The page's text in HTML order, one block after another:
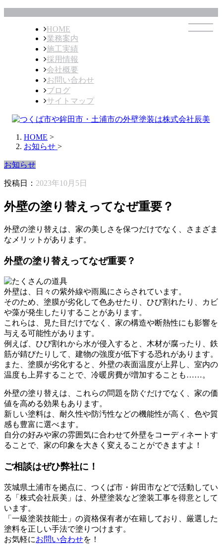
HOME
業務案内
施工実績
採用情報
会社概要
お問い合わせ
ブログ
サイトマップ
HOME >
お知らせ >
お知らせ
投稿日： 2023年10月5日
外壁の塗り替えってなぜ重要？
外壁の塗り替えは、家の美しさを保つだけでなく、さまざま
なメリットがあります。
外壁の塗り替えってなぜ重要？
外壁は、日々の紫外線や雨風にさらされています。
そのため、塗膜が劣化して色あせたり、ひび割れたり、カビ
や藻が発生したりすることがあります。
これらは、見た目だけでなく、家の構造や断熱性にも影響を
与える可能性があります。
例えば、ひび割れから水が侵入すると、木材が腐ったり、鉄
筋が錆びたりして、建物の強度が低下する恐れがあります。
また、塗膜が劣化すると、外壁の表面温度が上昇し、室内の
温度も上昇することで、冷暖房費が増加することも……。
外壁の塗り替えは、これらの問題を防ぐだけでなく、家の価
値を高める効果もあります。
新しい塗料は、耐久性や防汚性などの機能性が高く、色や質
感も豊富に選べます。
自分の好みや家の雰囲気に合わせて外壁をコーディネートす
ることで、家の印象を大きく変えることができますよ！
ご相談はぜひ弊社に！
茨城県土浦市を拠点に、つくば市・鉾田市などで活動してい
る「株式会社辰美」は、外壁塗装など塗装工事を得意として
います。
「一級塗装技能士」の資格保有者が在籍しており、厳選した
塗料を正しい手法で塗りつけます。
お気軽にお問い合わせを！